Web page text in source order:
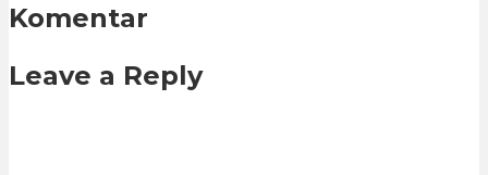
Komentar
Leave a Reply